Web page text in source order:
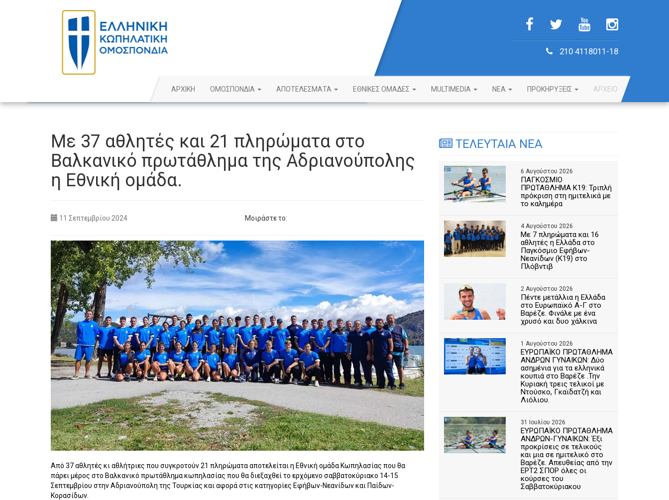
210 4118011-18
ΑΡΧΙΚΗ ΟΜΟΣΠΟΝΔΙΑ ΑΠΟΤΕΛΕΣΜΑΤΑ ΕΘΝΙΚΕΣ ΟΜΑΔΕΣ MULTIMEDIA NEA ΠΡΟΚΗΡΥΞΕΙΣ ΑΡΧΕΙΟ
Με 37 αθλητές και 21 πληρώματα στο
Βαλκανικό πρωτάθλημα της Αδριανούπολης
η Εθνική ομάδα.
11 Σεπτεμβρίου 2024 Μοιράστε το:
Από 37 αθλητές κι αθλήτριες που συγκροτούν 21 πληρώματα αποτελείται η Εθνική ομάδα Κωπηλασίας που θα
πάρει μέρος στο Βαλκανικό πρωτάθλημα κωπηλασίας που θα διεξαχθεί το ερχόμενο σαββατοκύριακο 14-15
Σεπτεμβρίου στην Αδριανούπολη της Τουρκίας και αφορά στις κατηγορίες Εφήβων-Νεανίδων και Παίδων-
Κορασίδων.
ΤΕΛΕΥΤΑΙΑ ΝΕΑ
6 Αυγούστου 2026
ΠΑΓΚΟΣΜΙΟ
ΠΡΩΤΑΘΛΗΜΑ Κ19: Τριπλή
πρόκριση στη ημιτελικά με
το καλημέρα
4 Αυγούστου 2026
Με 7 πληρώματα και 16
αθλητές η Ελλάδα στο
Παγκόσμιο Εφήβων-
Νεανίδων (Κ19) στο
Πλόβντιβ
2 Αυγούστου 2026
Πέντε μετάλλια η Ελλάδα
στο Ευρωπαϊκό Α-Γ στο
Βαρέζε. Φινάλε με ένα
χρυσό και δυο χάλκινα
1 Αυγούστου 2026
ΕΥΡΩΠΑΪΚΟ ΠΡΩΤΑΘΛΗΜΑ
ΑΝΔΡΩΝ ΓΥΝΑΙΚΩΝ: Δύο
ασημένια για τα ελληνικά
κουπιά στο Βαρέζε .Την
Κυριακή τρεις τελικοί με
Ντούσκο, Γκαϊδατζή και
Λιόλιου.
31 Ιουλίου 2026
ΕΥΡΩΠΑΪΚΟ ΠΡΩΤΑΘΛΗΜΑ
ΑΝΔΡΩΝ-ΓΥΝΑΙΚΩΝ: Έξι
προκρίσεις σε τελικούς
και μια σε ημιτελικό στο
Βαρέζε. Απευθείας από την
ΕΡΤ2 ΣΠΟΡ όλες οι
κούρσες του
Σαββατοκύριακου